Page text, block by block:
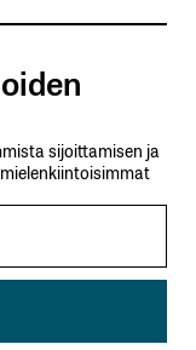
sijoittamisen ja